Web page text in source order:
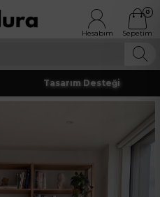
0
Tasarım Desteği